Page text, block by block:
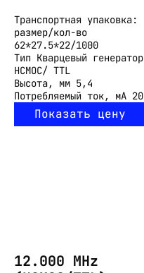
Транспортная упаковка:
размер/кол-во
62*27.5*22/1000
Тип Кварцевый генератор
HCMOC/ TTL
Высота, мм 5,4
Потребляемый ток, мА 20
Показать цену
12.000 MHz